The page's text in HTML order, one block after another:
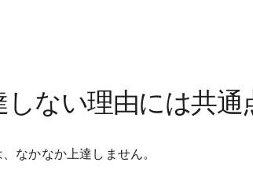
ない理由には共通
なかなか上達しません。